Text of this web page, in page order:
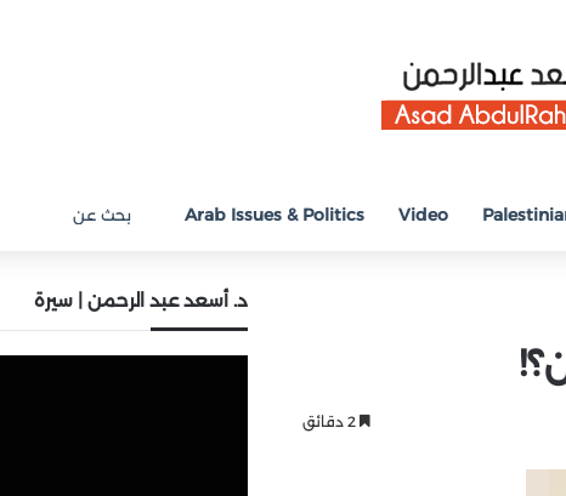
Video
Arab Issues & Politics
د. أسعد عبد الرحمن | سيرة